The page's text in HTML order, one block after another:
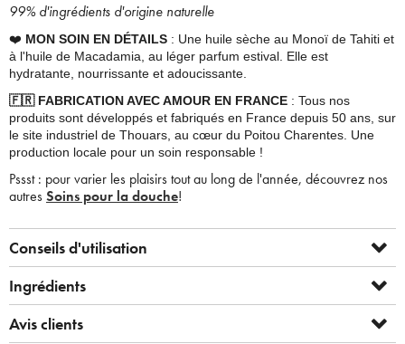
99% d'ingrédients d'origine naturelle
❤️ MON SOIN EN DÉTAILS : Une huile sèche au Monoï de Tahiti et
à l'huile de Macadamia, au léger parfum estival. Elle est
hydratante, nourrissante et adoucissante.
🇫🇷FABRICATION AVEC AMOUR EN FRANCE : Tous nos
produits sont développés et fabriqués en France depuis 50 ans, sur
le site industriel de Thouars, au cœur du Poitou Charentes. Une
production locale pour un soin responsable !
Pssst : pour varier les plaisirs tout au long de l'année, découvrez nos
autresSoins pour la douche!
Conseils d'utilisation
Ingrédients
Avis clients